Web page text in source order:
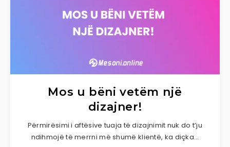
Mos u bëni vetëm një
dizajner!
Përmirësimi i aftësive tuaja të dizajnimit nuk do t’ju
ndihmojë të merrni më shumë klientë, ka diçka…